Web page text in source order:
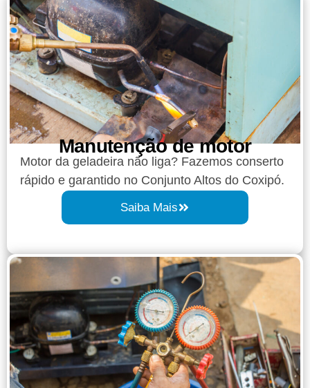
Manutenção de motor
Motor da geladeira não liga? Fazemos conserto
rápido e garantido no Conjunto Altos do Coxipó.
Saiba Mais